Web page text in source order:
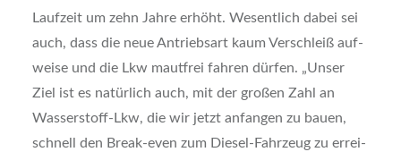
Lauf­zeit um zehn Jah­re erhöht. Wesent­lich dabei sei
auch, dass die neue Antriebs­art kaum Ver­schleiß auf­
wei­se und die Lkw maut­frei fah­ren dür­fen. „Unser
Ziel ist es natür­lich auch, mit der gro­ßen Zahl an
Was­ser­stoff-Lkw, die wir jetzt anfan­gen zu bau­en,
schnell den Break-even zum Die­sel-Fahr­zeug zu errei­